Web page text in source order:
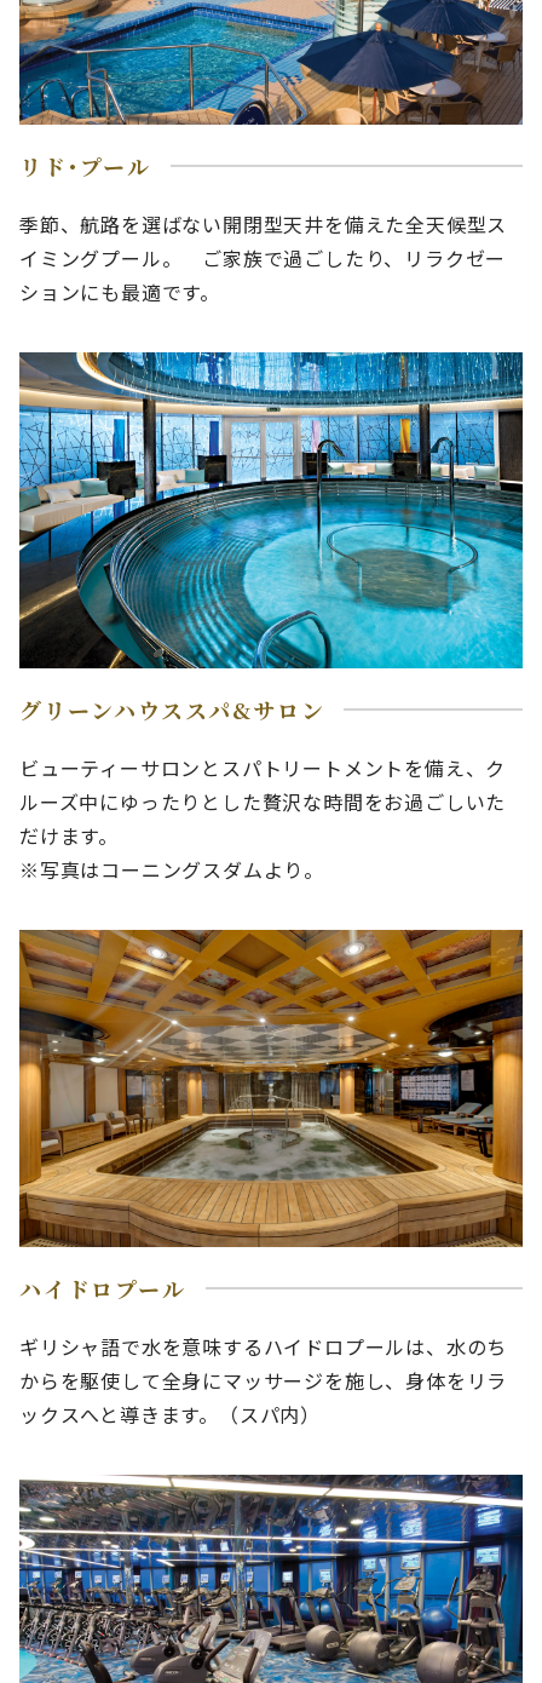
リド･プール
季節、航路を選ばない開閉型天井を備えた全天候型ス
イミングプール。 ご家族で過ごしたり、リラクゼー
ションにも最適です。
グリーンハウススパ&サロン
ビューティーサロンとスパトリートメントを備え、ク
ルーズ中にゆったりとした贅沢な時間をお過ごしいた
だけます。
※写真はコーニングスダムより。
ハイドロプール
ギリシャ語で水を意味するハイドロプールは、水のち
からを駆使して全身にマッサージを施し、身体をリラ
ックスへと導きます。（スパ内）